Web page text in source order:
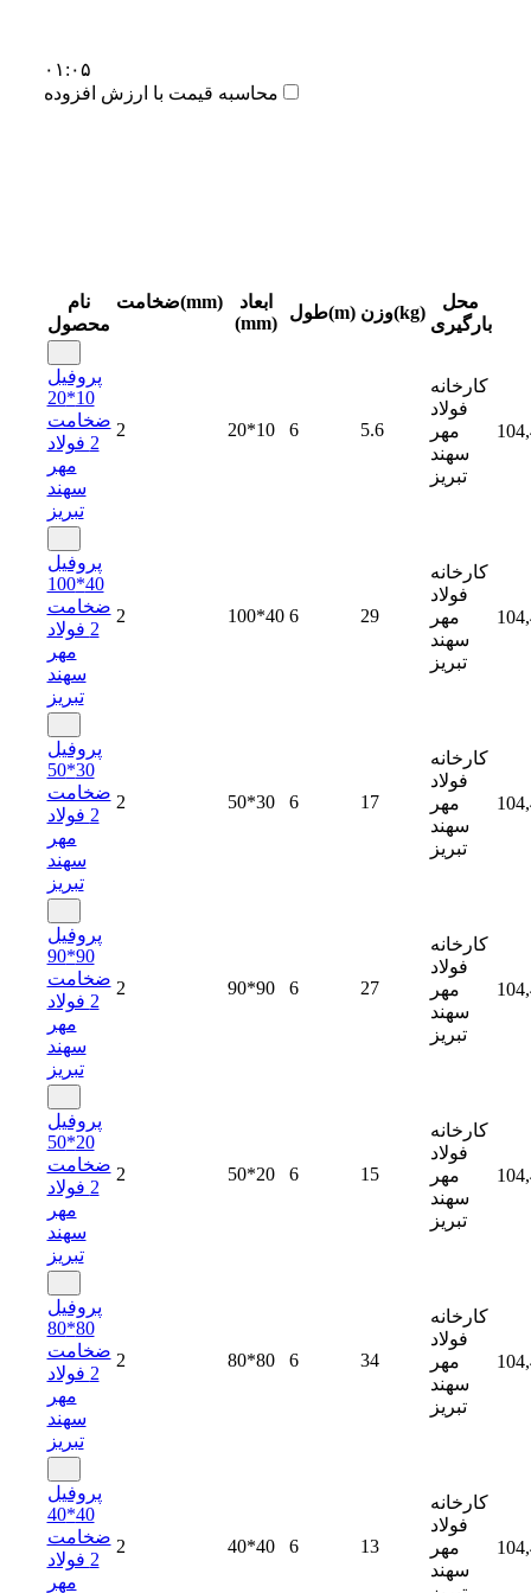
۰۱:۰۵
محاسبه قیمت با ارزش افزوده
نام
محصول
ضخامت(mm)
ابعاد
(mm)
طول(m) وزن(kg)
محل
بارگیری
پروفیل
10*20
ضخامت
2 فولاد
مهر
سهند
تبریز
2 20*10 6 5.6
کارخانه
فولاد
مهر
سهند
تبریز
پروفیل
40*100
ضخامت
2 فولاد
مهر
سهند
تبریز
2 100*40 6 29
کارخانه
فولاد
مهر
سهند
تبریز
پروفیل
30*50
ضخامت
2 فولاد
مهر
سهند
تبریز
2 50*30 6 17
کارخانه
فولاد
مهر
سهند
تبریز
پروفیل
90*90
ضخامت
2 فولاد
مهر
سهند
تبریز
2 90*90 6 27
کارخانه
فولاد
مهر
سهند
تبریز
پروفیل
20*50
ضخامت
2 فولاد
مهر
سهند
تبریز
2 50*20 6 15
کارخانه
فولاد
مهر
سهند
تبریز
پروفیل
80*80
ضخامت
2 فولاد
مهر
سهند
تبریز
2 80*80 6 34
کارخانه
فولاد
مهر
سهند
تبریز
پروفیل
40*40
ضخامت
2 فولاد
مهر
2 40*40 6 13
کارخانه
فولاد
مهر
سهند